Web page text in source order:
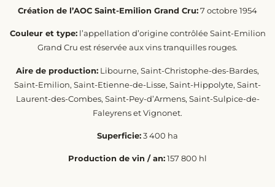
Création de l’AOC Saint-Emilion Grand Cru:7 octobre 1954
Couleur et type:l’appellation d’origine contrôlée Saint-Emilion
Grand Cru est réservée aux vins tranquilles rouges.
Aire de production: Libourne, Saint-Christophe-des-Bardes,
Saint-Emilion, Saint-Etienne-de-Lisse, Saint-Hippolyte, Saint-
Laurent-des-Combes, Saint-Pey-d’Armens, Saint-Sulpice-de-
Faleyrens et Vignonet.
Superficie:3 400 ha
Production de vin / an:157 800 hl